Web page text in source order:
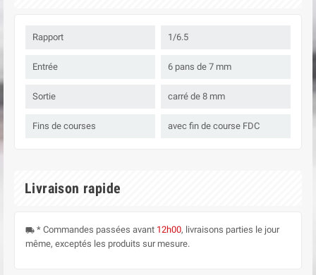
Rapport 1/6.5
Entrée 6 pans de 7 mm
Sortie carré de 8 mm
Fins de courses avec fin de course FDC
Livraison rapide
local_shipping * Commandes passées avant 12h00, livraisons parties le jour
même, exceptés les produits sur mesure.